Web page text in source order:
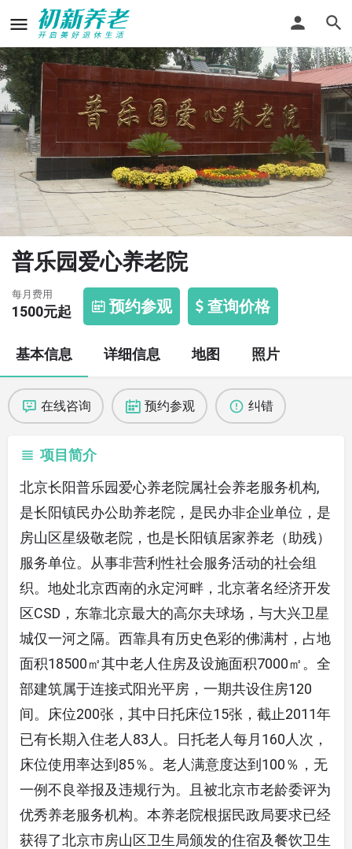
普乐园爱心养老院
每月费用
1500元起 预约参观 查询价格
基本信息 详细信息 地图 照片
在线咨询 预约参观 纠错
项目简介
北京长阳普乐园爱心养老院属社会养老服务机构,
是长阳镇民办公助养老院，是民办非企业单位，是
房山区星级敬老院，也是长阳镇居家养老（助残）
服务单位。从事非营利性社会服务活动的社会组
织。地处北京西南的永定河畔，北京著名经济开发
区CSD，东靠北京最大的高尔夫球场，与大兴卫星
城仅一河之隔。西靠具有历史色彩的佛满村，占地
面积18500㎡其中老人住房及设施面积7000㎡。全
部建筑属于连接式阳光平房，一期共设住房120
间。床位200张，其中日托床位15张，截止2011年
已有长期入住老人83人。日托老人每月160人次，
床位使用率达到85％。老人满意度达到100％，无
一例不良举报及违规行为。且被北京市老龄委评为
优秀养老服务机构。本养老院根据民政局要求已经
获得了北京市房山区卫生局颁发的住宿及餐饮卫生